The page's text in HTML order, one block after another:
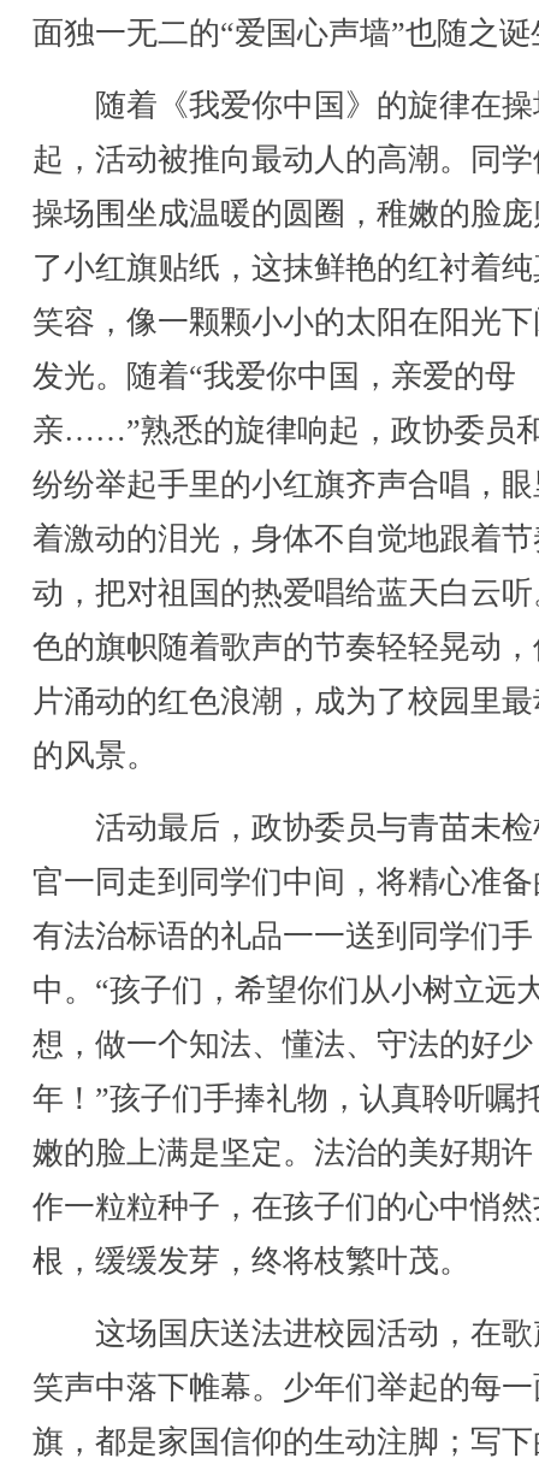
面独一无二的“爱国心声墙”也随之诞
随着《我爱你中国》的旋律在操
起，活动被推向最动人的高潮。同
操场围坐成温暖的圆圈，稚嫩的脸
了小红旗贴纸，这抹鲜艳的红衬着
笑容，像一颗颗小小的太阳在阳光
发光。随着“我爱你中国，亲爱的母
亲……”熟悉的旋律响起，政协委员
纷纷举起手里的小红旗齐声合唱，
着激动的泪光，身体不自觉地跟着
动，把对祖国的热爱唱给蓝天白云
色的旗帜随着歌声的节奏轻轻晃动
片涌动的红色浪潮，成为了校园里
的风景。
活动最后，政协委员与青苗未检
官一同走到同学们中间，将精心准
有法治标语的礼品一一送到同学们手
中。“孩子们，希望你们从小树立远
想，做一个知法、懂法、守法的好少
年！”孩子们手捧礼物，认真聆听嘱
嫩的脸上满是坚定。法治的美好期
作一粒粒种子，在孩子们的心中悄
根，缓缓发芽，终将枝繁叶茂。
这场国庆送法进校园活动，在歌
笑声中落下帷幕。少年们举起的每
旗，都是家国信仰的生动注脚；写